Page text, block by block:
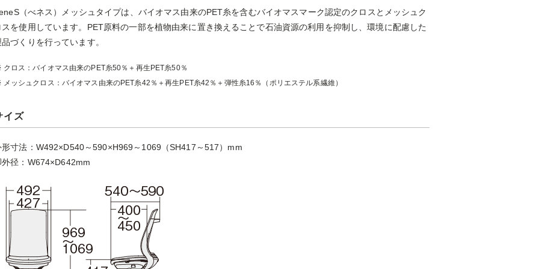
（べネス）メッシュタイプは、バイオマス由来のPET糸を含むバイオマスマーク認定のクロスとメッシュク
スを使用しています。PET原料の一部を植物由来に置き換えることで石油資源の利用を抑制し、環境に配慮した
づくりを行っています。
クロス：バイオマス由来のPET糸50％＋再生PET糸50％
メッシュクロス：バイオマス由来のPET糸42％＋再生PET糸42％＋弾性糸16％（ポリエステル系繊維）
イズ
形寸法：W492×D540～590×H969～1069（SH417～517）mm
外径：W674×D642mm